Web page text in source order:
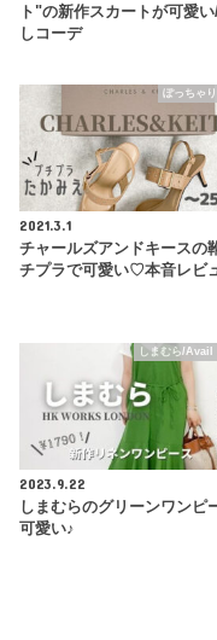
ト"の新作スカートが可愛い
しコーデ
ぽっちゃ
2021.3.1
チャールズアンドキースの
チプラで可愛い♡本音レビ
しまむら/Avail
2023.9.22
しまむらのグリーンワンピ
可愛い♪